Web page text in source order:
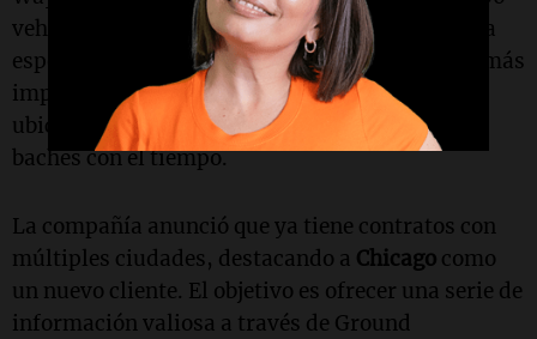
vehículos. A medida que su flota crece, Samsara
espera recopilar datos más significativos y, lo más
importante, datos repetidos de las mismas
ubicaciones para observar cómo cambian los
baches con el tiempo.
La compañía anunció que ya tiene contratos con
múltiples ciudades, destacando a Chicago como
un nuevo cliente. El objetivo es ofrecer una serie de
información valiosa a través de Ground